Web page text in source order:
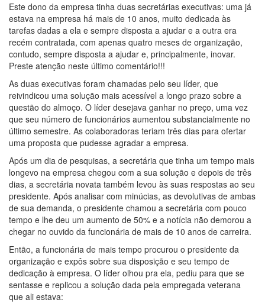
Este dono da empresa tinha duas secretárias executivas: uma já
estava na empresa há mais de 10 anos, muito dedicada às
tarefas dadas a ela e sempre disposta a ajudar e a outra era
recém contratada, com apenas quatro meses de organização,
contudo, sempre disposta a ajudar e, principalmente, inovar.
Preste atenção neste último comentário!!!
As duas executivas foram chamadas pelo seu líder, que
reivindicou uma solução mais acessível a longo prazo sobre a
questão do almoço. O líder desejava ganhar no preço, uma vez
que seu número de funcionários aumentou substancialmente no
último semestre. As colaboradoras teriam três dias para ofertar
uma proposta que pudesse agradar a empresa.
Após um dia de pesquisas, a secretária que tinha um tempo mais
longevo na empresa chegou com a sua solução e depois de três
dias, a secretária novata também levou às suas respostas ao seu
presidente. Após analisar com minúcias, as devolutivas de ambas
de sua demanda, o presidente chamou a secretária com pouco
tempo e lhe deu um aumento de 50% e a notícia não demorou a
chegar no ouvido da funcionária de mais de 10 anos de carreira.
Então, a funcionária de mais tempo procurou o presidente da
organização e expôs sobre sua disposição e seu tempo de
dedicação à empresa. O líder olhou pra ela, pediu para que se
sentasse e replicou a solução dada pela empregada veterana
que ali estava: